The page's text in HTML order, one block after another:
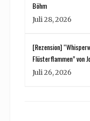
Böhm
Juli 28, 2026
[Rezension]
Flüsterflammen” von
Juli 26, 2026